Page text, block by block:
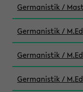
Germanistik /
Germanistik /
Germanistik /
Germanistik /